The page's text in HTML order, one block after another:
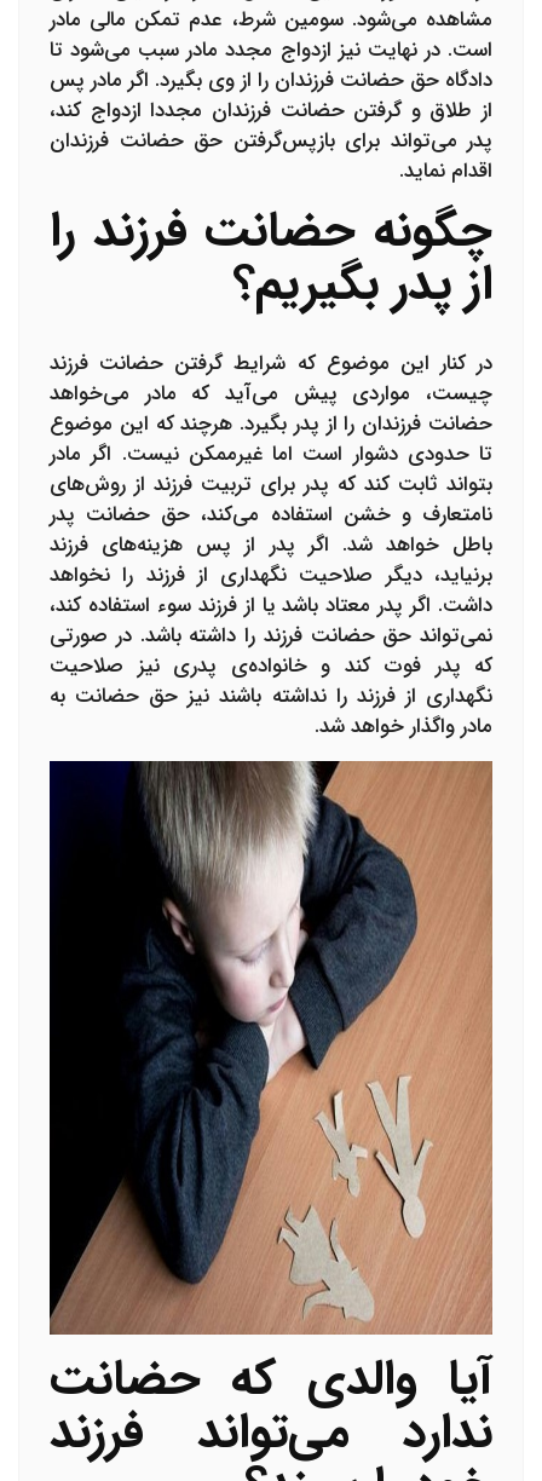
مشاهده می‌شود. سومین شرط، عدم تمکن مالی مادر
است. در نهایت نیز ازدواج مجدد مادر سبب می‌شود تا
دادگاه حق حضانت فرزندان را از وی بگیرد. اگر مادر پس
از طلاق و گرفتن حضانت فرزندان مجددا ازدواج کند،
پدر می‌تواند برای بازپس‌گرفتن حق حضانت فرزندان
اقدام نماید.
چگونه حضانت فرزند را
از پدر بگیریم؟
در کنار این موضوع که شرایط گرفتن حضانت فرزند
چیست، مواردی پیش می‌آید که مادر می‌خواهد
حضانت فرزندان را از پدر بگیرد. هرچند که این موضوع
تا حدودی دشوار است اما غیرممکن نیست. اگر مادر
بتواند ثابت کند که پدر برای تربیت فرزند از روش‌های
نامتعارف و خشن استفاده می‌کند، حق حضانت پدر
باطل خواهد شد. اگر پدر از پس هزینه‌های فرزند
برنیاید، دیگر صلاحیت نگهداری از فرزند را نخواهد
داشت. اگر پدر معتاد باشد یا از فرزند سوء استفاده کند،
نمی‌تواند حق حضانت فرزند را داشته باشد. در صورتی
که پدر فوت کند و خانواده‌ی پدری نیز صلاحیت
نگهداری از فرزند را نداشته باشند نیز حق حضانت به
مادر واگذار خواهد شد.
آیا والدی که حضانت
ندارد می‌تواند فرزند